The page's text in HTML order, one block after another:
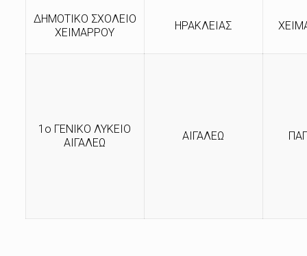
ΔΗΜΟΤΙΚΟ ΣΧΟΛΕΙΟ
ΧΕΙΜΑΡΡΟΥ
ΗΡΑΚΛΕΙΑΣ
1ο ΓΕΝΙΚΟ ΛΥΚΕΙΟ
ΑΙΓΑΛΕΩ
ΑΙΓΑΛΕΩ